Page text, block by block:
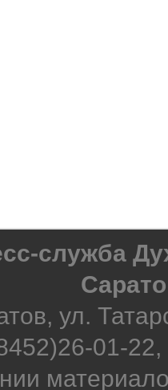
служба
ул.
01-